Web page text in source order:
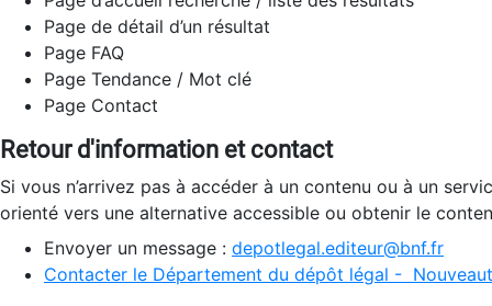
Page de détail d’un résultat
Page FAQ
Page Tendance / Mot clé
Page Contact
Retour d'information et contact
Si vous n’arrivez pas à accéder à un contenu ou à un
orienté vers une alternative accessible ou obtenir le
Envoyer un message : depotlegal.editeur@bnf.fr
Contacter le Département du dépôt légal -